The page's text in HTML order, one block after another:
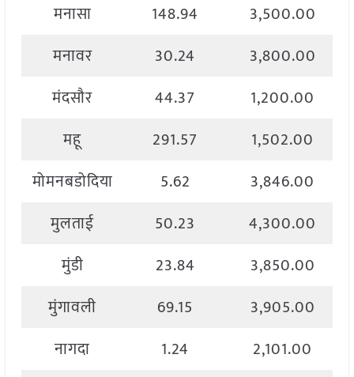
मनासा
148.94
3,500.00
मनावर
30.24
3,800.00
मंदसौर
44.37
1,200.00
महू
291.57
1,502.00
मोमनबडोदिया
5.62
3,846.00
मुलताई
50.23
4,300.00
मुंडी
23.84
3,850.00
मुंगावली
69.15
3,905.00
नागदा
1.24
2,101.00